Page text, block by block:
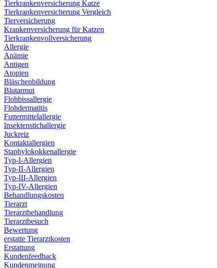
Tierkrankenversicherung Katze
Tierkrankenversicherung Vergleich
Tierversicherung
Krankenversicherung für Katzen
Tierkrankenvollversicherung
Allergie
Anämie
Antigen
Atopien
Bläschenbildung
Blutarmut
Flohbissallergie
Flohdermatitis
Futtermittelallergie
Insektenstichallergie
Juckreiz
Kontaktallergien
Staphylokokkenallergie
Typ-I-Allergien
Typ-II-Allergien
Typ-III-Allergien
Typ-IV-Allergien
Behandlungskosten
Tierarzt
Tierarztbehandlung
Tierarztbesuch
Bewertung
erstatte Tierarztkosten
Erstattung
Kundenfeedback
Kundenmeinung